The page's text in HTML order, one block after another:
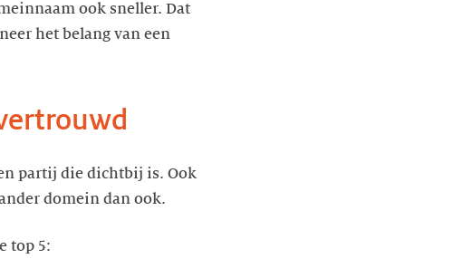
ook sneller. Dat
het belang van een
partij die dichtbij is. Ook
domein dan ook.
top 5: